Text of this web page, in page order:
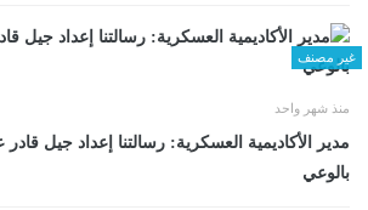
غير مصنف
منذ شهر واحد
مدير الأكاديمية العسكرية: رسالتنا إعداد جيل
بالوعي